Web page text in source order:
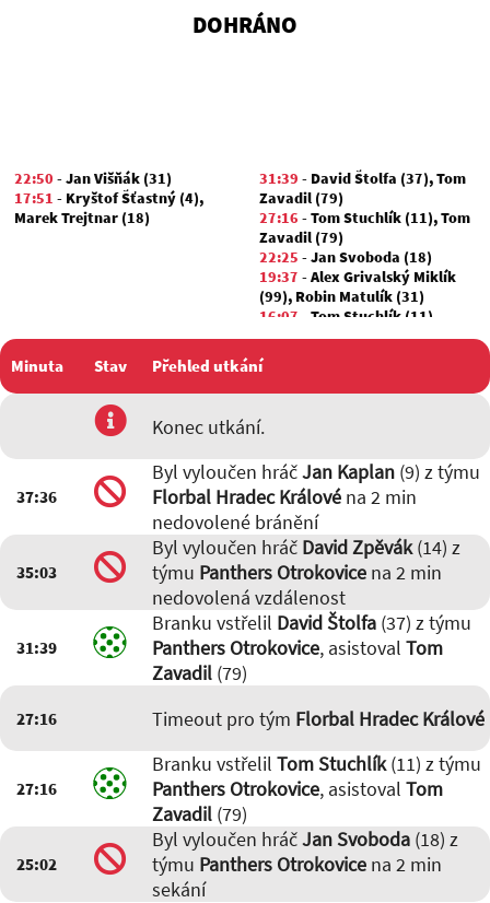
DOHRÁNO
22:50 -Jan Višňák (31)
17:51 - Kryštof Šťastný (4),
Marek Trejtnar (18)
31:39 - David Štolfa (37),Tom
Zavadil (79)
27:16 -Tom Stuchlík (11),Tom
Zavadil (79)
22:25 -Jan Svoboda (18)
19:37 -Alex Grivalský Miklík
(99), Robin Matulík (31)
16:07 -Tom Stuchlík (11)
David Zpěvák (14)
14:52
Kulhánek (19)
13:13-Robin Matulík (31),
David Zpěvák (14)
10:17
06:59 -David Štolfa (37), Igor
Norek (4)
06:20- Michal Kostka (10)
David Zpěvák (14)
05:59 -Adam Kulhánek (19) ,
Tom Vajdík (27)
01:19-David Štolfa (37)
Svoboda (18)
Minuta Stav Přehled utkání
Konec utkání.
37:36
Byl vyloučen hráčJan Kaplan(9) z týmu
Florbal Hradec Královéna 2 min
nedovolené bránění
35:03
Byl vyloučen hráč David Zpěvák(14) z
týmu Panthers Otrokovicena 2 min
nedovolená vzdálenost
31:39
Branku vstřelil David Štolfa(37) z týmu
Panthers Otrokovice, asistoval Tom
Zavadil(79)
27:16 Timeout pro tým Florbal Hradec Králové
27:16
Branku vstřelil Tom Stuchlík(11) z týmu
Panthers Otrokovice, asistoval Tom
Zavadil(79)
25:02
Byl vyloučen hráčJan Svoboda(18) z
týmu Panthers Otrokovicena 2 min
sekání